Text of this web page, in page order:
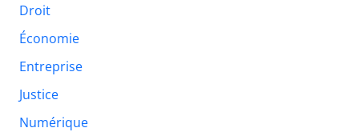
Droit
Économie
Entreprise
Justice
Numérique